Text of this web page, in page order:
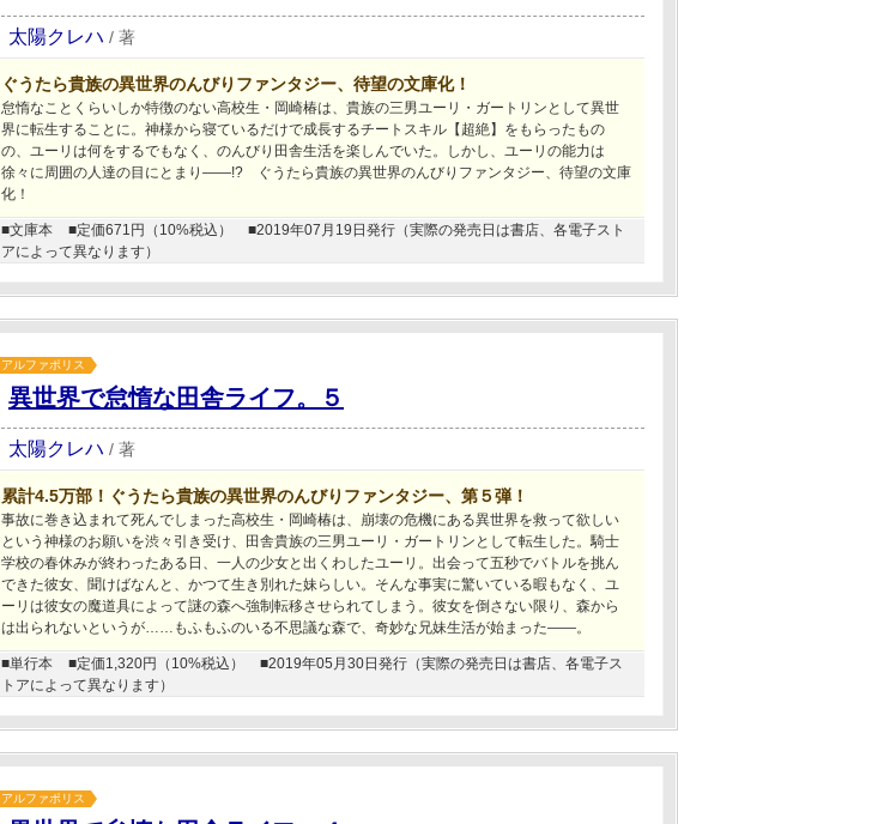
太陽クレハ / 著
ぐうたら貴族の異世界のんびりファンタジー、待望の文庫化！
怠惰なことくらいしか特徴のない高校生・岡崎椿は、貴族の三男ユーリ・ガートリンとして異世
界に転生することに。神様から寝ているだけで成長するチートスキル【超絶】をもらったもの
の、ユーリは何をするでもなく、のんびり田舎生活を楽しんでいた。しかし、ユーリの能力は
徐々に周囲の人達の目にとまり――!? ぐうたら貴族の異世界のんびりファンタジー、待望の文庫
化！
■文庫本 ■定価671円（10%税込）
■2019年07月19日発行（実際の発売日は書店、各電子スト
アによって異なります）
アルファポリス
異世界で怠惰な田舎ライフ。５
太陽クレハ / 著
累計4.5万部！ぐうたら貴族の異世界のんびりファンタジー、第５弾！
事故に巻き込まれて死んでしまった高校生・岡崎椿は、崩壊の危機にある異世界を救って欲しい
という神様のお願いを渋々引き受け、田舎貴族の三男ユーリ・ガートリンとして転生した。騎士
学校の春休みが終わったある日、一人の少女と出くわしたユーリ。出会って五秒でバトルを挑ん
できた彼女、聞けばなんと、かつて生き別れた妹らしい。そんな事実に驚いている暇もなく、ユ
ーリは彼女の魔道具によって謎の森へ強制転移させられてしまう。彼女を倒さない限り、森から
は出られないというが……もふもふのいる不思議な森で、奇妙な兄妹生活が始まった――。
■単行本 ■定価1,320円（10%税込）
■2019年05月30日発行（実際の発売日は書店、各電子ス
トアによって異なります）
アルファポリス